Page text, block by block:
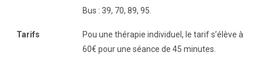
Bus : 39, 70, 89, 95.
Tarifs
Pou une thérapie individuel, le tarif s’élève à
60€ pour une séance de 45 minutes.